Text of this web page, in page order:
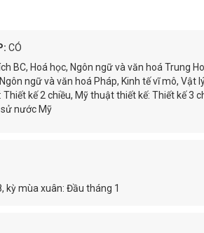
CÓ
BC, Hoá học, Ngôn ngữ và văn hoá Trung
ngữ và văn hoá Pháp, Kinh tế vĩ mô, Vật
kế 2 chiều, Mỹ thuật thiết kế: Thiết kế 3
nước Mỹ
kỳ mùa xuân: Đầu tháng 1